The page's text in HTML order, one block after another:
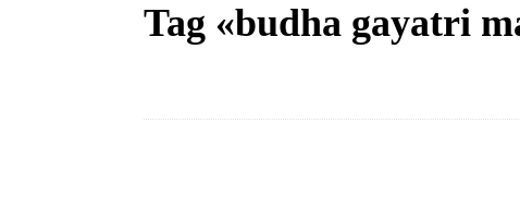
Tag «budha gayatri